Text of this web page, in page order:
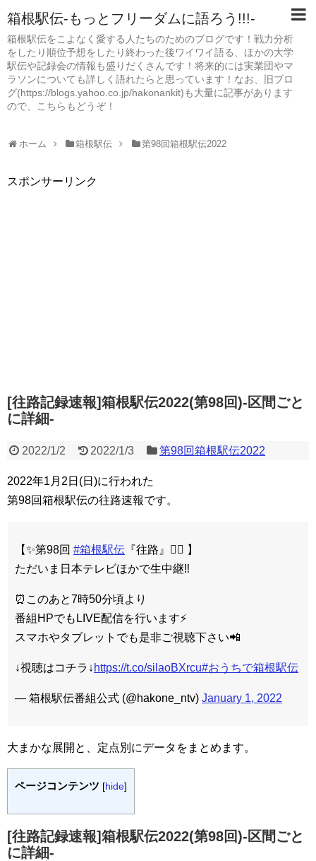
箱根駅伝-もっとフリーダムに語ろう!!!-
箱根駅伝をこよなく愛する人たちのためのブログです！戦力分析
をしたり順位予想をしたり終わった後ワイワイ語る、ほかの大学
駅伝や記録会の情報も盛りだくさんです！将来的には実業団やマ
ラソンについても詳しく語れたらと思っています！なお、旧ブロ
グ(https://blogs.yahoo.co.jp/hakonankit)も大量に記事があります
ので、こちらもどうぞ！
ホーム 箱根駅伝 第98回箱根駅伝2022
スポンサーリンク
[往路記録速報]箱根駅伝2022(第98回)-区間ごと
に詳細-
2022/1/2 2022/1/3 第98回箱根駅伝2022
2022年1月2日(日)に行われた
第98回箱根駅伝の往路速報です。
【✨第98回 #箱根駅伝 『往路』🏃‍♂️ 】
ただいま日本テレビほかで生中継‼️
⏰このあと7時50分頃より
番組HPでもLIVE配信を行います⚡️
スマホやタブレットでも是非ご視聴下さい📲
↓視聴はコチラ↓ https://t.co/silaoBXrcu#おうちで箱根駅伝
— 箱根駅伝番組公式 (@hakone_ntv) January 1, 2022
大まかな展開と、定点別にデータをまとめます。
ページコンテンツ [hide]
[往路記録速報]箱根駅伝2022(第98回)-区間ごと
に詳細-